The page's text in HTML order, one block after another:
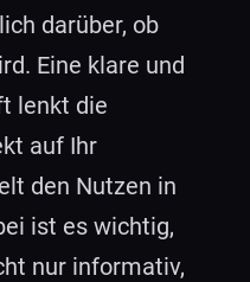
darüber, ob
Eine klare und
lenkt die
auf Ihr
den Nutzen in
ist es wichtig,
nur informativ,